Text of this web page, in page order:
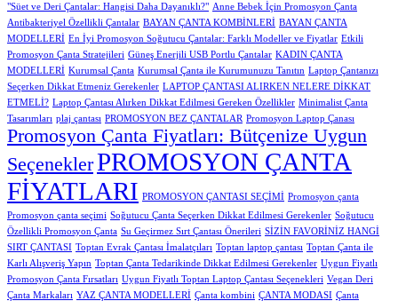
"Süet ve Deri Çantalar: Hangisi Daha Dayanıklı?" Anne Bebek İçin Promosyon Çanta
Antibakteriyel Özellikli Çantalar BAYAN ÇANTA KOMBİNLERİ BAYAN ÇANTA
MODELLERİ En İyi Promosyon Soğutucu Çantalar: Farklı Modeller ve Fiyatlar Etkili
Promosyon Çanta Stratejileri Güneş Enerjili USB Portlu Çantalar KADIN ÇANTA
MODELLERİ Kurumsal Çanta Kurumsal Çanta ile Kurumunuzu Tanıtın Laptop Çantanızı
Seçerken Dikkat Etmeniz Gerekenler LAPTOP ÇANTASI ALIRKEN NELERE DİKKAT
ETMELİ? Laptop Çantası Alırken Dikkat Edilmesi Gereken Özellikler Minimalist Çanta
Tasarımları plaj çantası PROMOSYON BEZ ÇANTALAR Promosyon Laptop Çanası
Promosyon Çanta Fiyatları: Bütçenize Uygun
SeçeneklerPROMOSYON ÇANTA
FİYATLARI PROMOSYON ÇANTASI SEÇİMİ Promosyon çanta
Promosyon çanta seçimi Soğutucu Çanta Seçerken Dikkat Edilmesi Gerekenler Soğutucu
Özellikli Promosyon Çanta Su Geçirmez Sırt Çantası Önerileri SİZİN FAVORİNİZ HANGİ
SIRT ÇANTASI Toptan Evrak Çantası İmalatçıları Toptan laptop çantası Toptan Çanta ile
Karlı Alışveriş Yapın Toptan Çanta Tedarikinde Dikkat Edilmesi Gerekenler Uygun Fiyatlı
Promosyon Çanta Fırsatları Uygun Fiyatlı Toptan Laptop Çantası Seçenekleri Vegan Deri
Çanta Markaları YAZ ÇANTA MODELLERİ Çanta kombini ÇANTA MODASI Çanta